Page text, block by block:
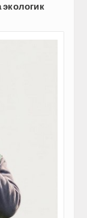
экологик